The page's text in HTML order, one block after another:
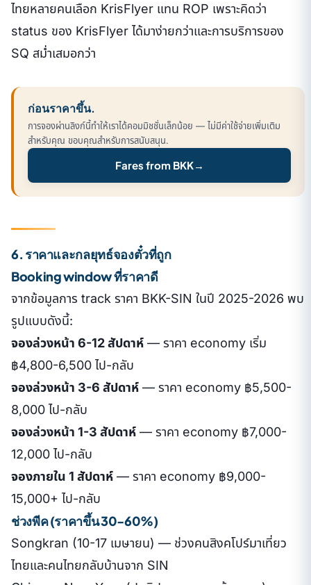
ไทยหลายคนเลือก KrisFlyer แทน ROP เพราะคิดว่า
status ของ KrisFlyer ได้มาง่ายกว่าและการบริการของ
SQ สม่ำเสมอกว่า
ก่อนราคาขึ้น.
การจองผ่านลิงก์นี้ทำให้เราได้คอมมิชชั่นเล็กน้อย — ไม่มีค่าใช้จ่ายเพิ่มเติม
สำหรับคุณ ขอบคุณสำหรับการสนับสนุน.
Fares from BKK→
6. ราคาและกลยุทธ์จองตั๋วที่ถูก
Booking window ที่ราคาดี
จากข้อมูลการ track ราคา BKK-SIN ในปี 2025-2026 พบ
รูปแบบดังนี้:
จองล่วงหน้า 6-12 สัปดาห์ — ราคา economy เริ่ม
฿4,800-6,500 ไป-กลับ
จองล่วงหน้า 3-6 สัปดาห์ — ราคา economy ฿5,500-
8,000 ไป-กลับ
จองล่วงหน้า 1-3 สัปดาห์ — ราคา economy ฿7,000-
12,000 ไป-กลับ
จองภายใน 1 สัปดาห์ — ราคา economy ฿9,000-
15,000+ ไป-กลับ
ช่วงพีค (ราคาขึ้น 30-60%)
Songkran (10-17 เมษายน) — ช่วงคนสิงคโปร์มาเที่ยว
ไทยและคนไทยกลับบ้านจาก SIN